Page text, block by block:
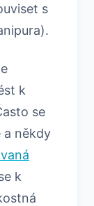
s
k
se
a někdy
k